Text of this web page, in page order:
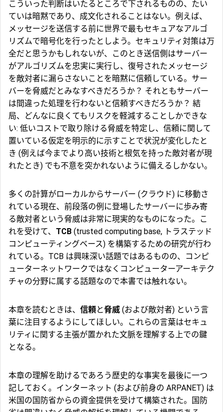
こういった判断はいたるところで下されるものの、たい
ていは暗黙であり、成文化されることはない。例えば、
メッセージを送信する前に世界で最もセキュアなアルゴ
リズムで暗号化を行ったとしよう。セキュリティ対策は万
全だと思うかもしれないが、このとき送信側はサーバー
がアルゴリズムを忠実に実行し、復号されたメッセージ
を敵対者に漏らさないことを暗黙に信頼している。サー
バーを脅威だとみなすべきだろうか？ それともサーバー
は間違った処理を行わないと信頼すべきだろうか？ 結
局、どんなに良くてもリスクを軽減することしかできな
い: 低いコストで取り除ける脅威を特定し、信頼に関して
置いている仮定を明示的に示すことで状況が変化したと
き (例えば今までより高い技術と根気を持った敵対者が現
れたとき) でも不意を突かれないように備えるしかない。
多くの計算がローカルからサーバー (クラウド) に移動さ
れている現在、前段落の例に登場したサーバーに歩み寄
る敵対者という脅威は非常に現実的なものになった。こ
れを受けて、 TCB (trusted computing base, トラステッド
コンピューティングベース) を構築するための研究が行わ
れている。TCB は興味深い話題ではあるものの、コンピ
ューターネットワークではなくコンピューターアーキテク
チャの分野に属する話題なので本書では触れない。
本章を読むときは、 信頼と脅威 (および敵対者) という言
葉に注目するようにしてほしい。これらの言葉はセキュ
リティに関する主張が置かれた文脈を理解する上での鍵
となる。
本章の理解を助けるであろう歴史的な事実を最後に一つ
記しておく。インターネット (および前身の ARPANET) は
米国の国防省からの資金提供を受けて構築された。国防